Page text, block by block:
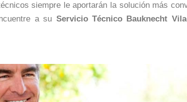
siempre le aportarán la solución más
a su Servicio Técnico Bauknecht